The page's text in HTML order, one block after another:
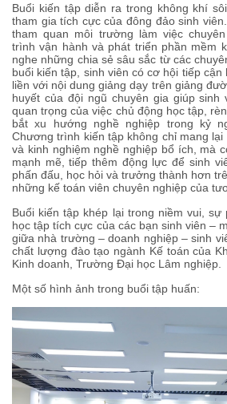
Buổi kiến tập diễn ra trong không khí
tham gia tích cực của đông đảo sinh
tham quan môi trường làm việc
trình vận hành và phát triển phần mềm
nghe những chia sẻ sâu sắc từ các
buổi kiến tập, sinh viên có cơ hội tiếp
liền với nội dung giảng dạy trên giảng
huyết của đội ngũ chuyên gia giúp sinh
quan trọng của việc chủ động học tập,
bắt xu hướng nghề nghiệp trong kỷ
Chương trình kiến tập không chỉ mang
và kinh nghiệm nghề nghiệp bổ ích, mà
mạnh mẽ, tiếp thêm động lực để sinh
phấn đấu, học hỏi và trưởng thành hơn
những kế toán viên chuyên nghiệp của
Buổi kiến tập khép lại trong niềm vui, sự
học tập tích cực của các bạn sinh viên –
giữa nhà trường – doanh nghiệp – sinh
chất lượng đào tạo ngành Kế toán của
Kinh doanh, Trường Đại học Lâm nghiệp.
Một số hình ảnh trong buổi tập huấn: